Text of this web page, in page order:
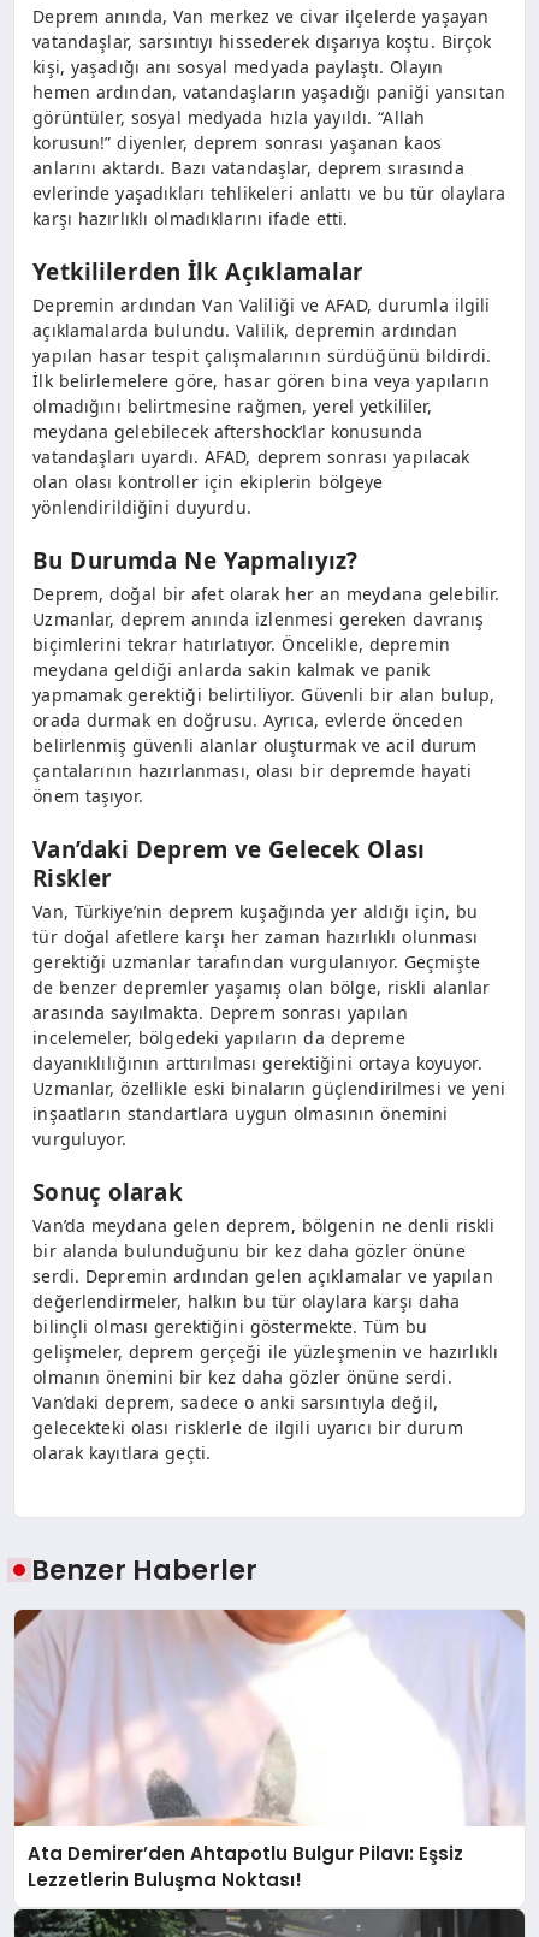
Deprem anında, Van merkez ve civar ilçelerde yaşayan
vatandaşlar, sarsıntıyı hissederek dışarıya koştu. Birçok
kişi, yaşadığı anı sosyal medyada paylaştı. Olayın
hemen ardından, vatandaşların yaşadığı paniği yansıtan
görüntüler, sosyal medyada hızla yayıldı. “Allah
korusun!” diyenler, deprem sonrası yaşanan kaos
anlarını aktardı. Bazı vatandaşlar, deprem sırasında
evlerinde yaşadıkları tehlikeleri anlattı ve bu tür olaylara
karşı hazırlıklı olmadıklarını ifade etti.
Yetkililerden İlk Açıklamalar
Depremin ardından Van Valiliği ve AFAD, durumla ilgili
açıklamalarda bulundu. Valilik, depremin ardından
yapılan hasar tespit çalışmalarının sürdüğünü bildirdi.
İlk belirlemelere göre, hasar gören bina veya yapıların
olmadığını belirtmesine rağmen, yerel yetkililer,
meydana gelebilecek aftershock’lar konusunda
vatandaşları uyardı. AFAD, deprem sonrası yapılacak
olan olası kontroller için ekiplerin bölgeye
yönlendirildiğini duyurdu.
Bu Durumda Ne Yapmalıyız?
Deprem, doğal bir afet olarak her an meydana gelebilir.
Uzmanlar, deprem anında izlenmesi gereken davranış
biçimlerini tekrar hatırlatıyor. Öncelikle, depremin
meydana geldiği anlarda sakin kalmak ve panik
yapmamak gerektiği belirtiliyor. Güvenli bir alan bulup,
orada durmak en doğrusu. Ayrıca, evlerde önceden
belirlenmiş güvenli alanlar oluşturmak ve acil durum
çantalarının hazırlanması, olası bir depremde hayati
önem taşıyor.
Van’daki Deprem ve Gelecek Olası
Riskler
Van, Türkiye’nin deprem kuşağında yer aldığı için, bu
tür doğal afetlere karşı her zaman hazırlıklı olunması
gerektiği uzmanlar tarafından vurgulanıyor. Geçmişte
de benzer depremler yaşamış olan bölge, riskli alanlar
arasında sayılmakta. Deprem sonrası yapılan
incelemeler, bölgedeki yapıların da depreme
dayanıklılığının arttırılması gerektiğini ortaya koyuyor.
Uzmanlar, özellikle eski binaların güçlendirilmesi ve yeni
inşaatların standartlara uygun olmasının önemini
vurguluyor.
Sonuç olarak
Van’da meydana gelen deprem, bölgenin ne denli riskli
bir alanda bulunduğunu bir kez daha gözler önüne
serdi. Depremin ardından gelen açıklamalar ve yapılan
değerlendirmeler, halkın bu tür olaylara karşı daha
bilinçli olması gerektiğini göstermekte. Tüm bu
gelişmeler, deprem gerçeği ile yüzleşmenin ve hazırlıklı
olmanın önemini bir kez daha gözler önüne serdi.
Van’daki deprem, sadece o anki sarsıntıyla değil,
gelecekteki olası risklerle de ilgili uyarıcı bir durum
olarak kayıtlara geçti.
Benzer Haberler
Ata Demirer’den Ahtapotlu Bulgur Pilavı: Eşsiz
Lezzetlerin Buluşma Noktası!